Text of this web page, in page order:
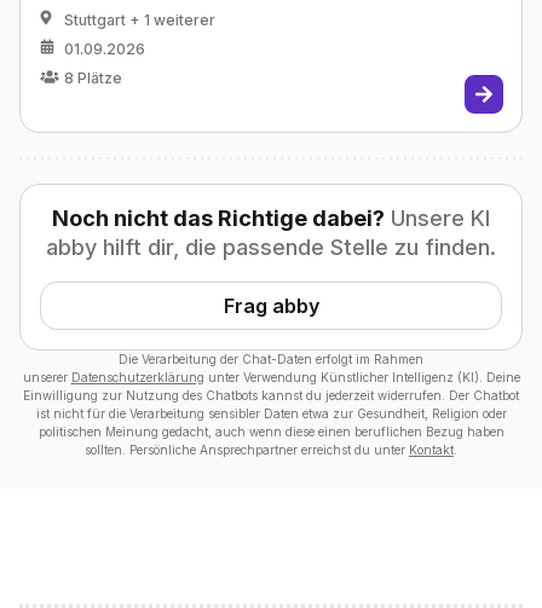
Stuttgart + 1 weiterer
01.09.2026
8 Plätze
Noch nicht das Richtige dabei? Unsere KI
abby hilft dir, die passende Stelle zu finden.
Frag abby
Die Verarbeitung der Chat-Daten erfolgt im Rahmen
unserer Datenschutzerklärung unter Verwendung Künstlicher Intelligenz (KI). Deine
Einwilligung zur Nutzung des Chatbots kannst du jederzeit widerrufen. Der Chatbot
ist nicht für die Verarbeitung sensibler Daten etwa zur Gesundheit, Religion oder
politischen Meinung gedacht, auch wenn diese einen beruflichen Bezug haben
sollten. Persönliche Ansprechpartner erreichst du unter Kontakt